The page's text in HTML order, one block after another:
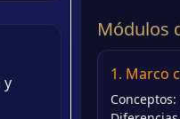
y
Módulos
1. Marco